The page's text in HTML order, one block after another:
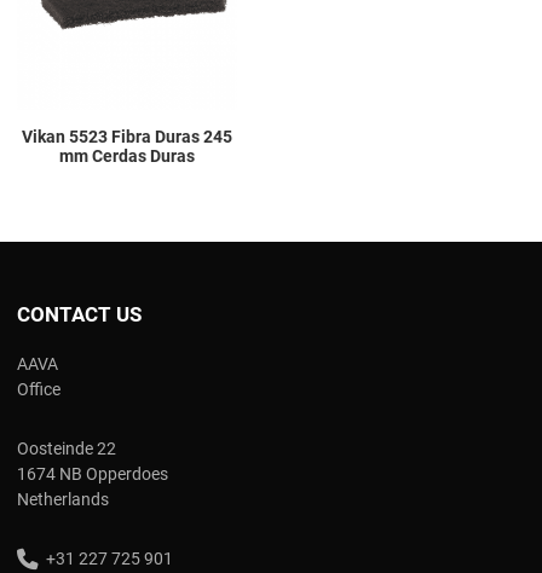
Vikan 5523 Fibra Duras 245
mm Cerdas Duras
CONTACT US
AAVA
Office
Oosteinde 22
1674 NB Opperdoes
Netherlands
+31 227 725 901